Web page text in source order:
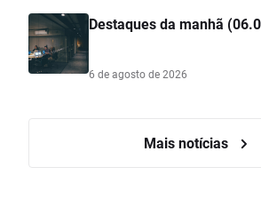
Destaques da manhã
6 de agosto de 2026
Mais notícias